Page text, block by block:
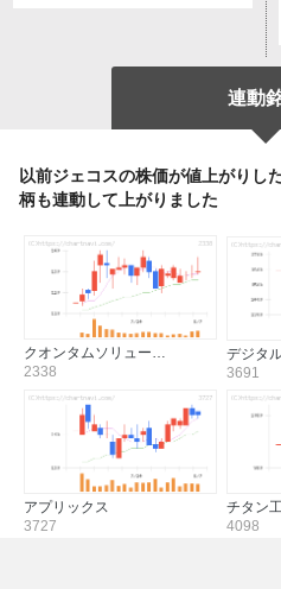
連動
以前ジェコスの株価が値上がりし
柄も連動して上がりました
クオンタムソリュー…
2338
デジタ
3691
アプリックス
3727
チタン
4098